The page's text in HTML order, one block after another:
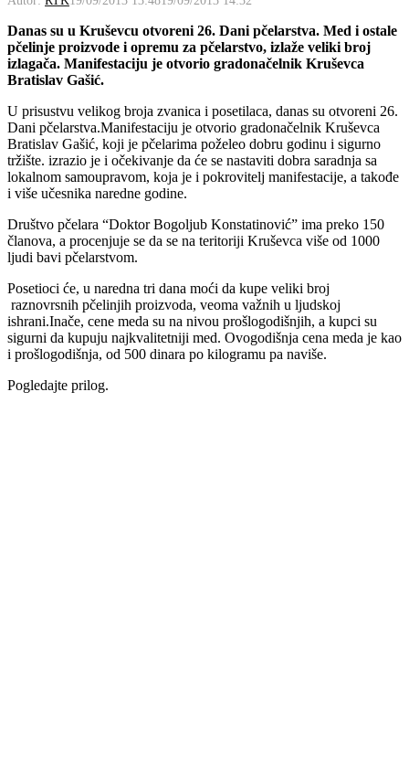
Danas su u Kruševcu otvoreni 26. Dani pčelarstva. Med i ostale
pčelinje proizvode i opremu za pčelarstvo, izlaže veliki broj
izlagača. Manifestaciju je otvorio gradonačelnik Kruševca
Bratislav Gašić.
U prisustvu velikog broja zvanica i posetilaca, danas su otvoreni 26.
Dani pčelarstva.Manifestaciju je otvorio gradonačelnik Kruševca
Bratislav Gašić, koji je pčelarima poželeo dobru godinu i sigurno
tržište. izrazio je i očekivanje da će se nastaviti dobra saradnja sa
lokalnom samoupravom, koja je i pokrovitelj manifestacije, a takođe
i više učesnika naredne godine.
Društvo pčelara “Doktor Bogoljub Konstatinović” ima preko 150
članova, a procenjuje se da se na teritoriji Kruševca više od 1000
ljudi bavi pčelarstvom.
Posetioci će, u naredna tri dana moći da kupe veliki broj
raznovrsnih pčelinjih proizvoda, veoma važnih u ljudskoj
ishrani.Inače, cene meda su na nivou prošlogodišnjih, a kupci su
sigurni da kupuju najkvalitetniji med. Ovogodišnja cena meda je kao
i prošlogodišnja, od 500 dinara po kilogramu pa naviše.
Pogledajte prilog.